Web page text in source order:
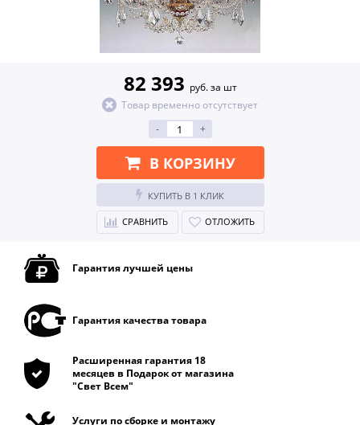
82 393 руб. за шт
Товар временно отсутствует
-
+
В КОРЗИНУ
КУПИТЬ В 1 КЛИК
СРАВНИТЬ ОТЛОЖИТЬ
Гарантия лучшей цены
Гарантия качества товара
Расширенная гарантия 18
месяцев в Подарок от магазина
"Свет Всем"
Услуги по сборке и монтажу